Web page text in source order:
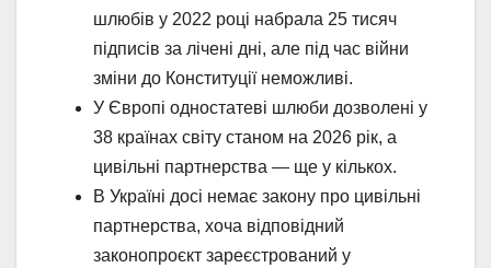
шлюбів у 2022 році набрала 25 тисяч
підписів за лічені дні, але під час війни
зміни до Конституції неможливі.
У Європі одностатеві шлюби дозволені у
38 країнах світу станом на 2026 рік, а
цивільні партнерства — ще у кількох.
В Україні досі немає закону про цивільні
партнерства, хоча відповідний
законопроєкт зареєстрований у